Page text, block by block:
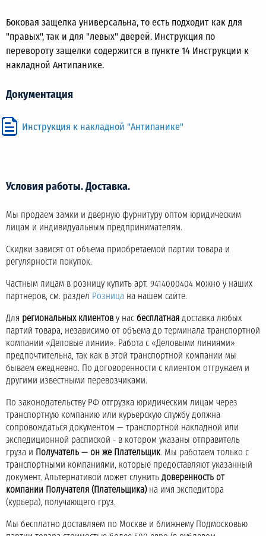
Боковая защелка универсальна, то есть подходит как для
"правых", так и для "левых" дверей. Инструкция по
перевороту защелки содержится в пункте 14 Инструкции к
накладной Антипанике.
Документация
Инструкция к накладной "Антипанике"
Условия работы. Доставка.
Мы продаем замки и дверную фурнитуру оптом юридическим
лицам и индивидуальным предпринимателям.
Скидки зависят от объема приобретаемой партии товара и
регулярности покупок.
Частным лицам в розницу купить арт. 9414000404 можно у наших
партнеров, см. раздел Розница на нашем сайте.
Для региональных клиентову нас бесплатная доставка любых
партий товара, независимо от объема до терминала транспортной
компании «Деловые линии». Работа с «Деловыми линиями»
предпочтительна, так как в этой транспортной компании мы
бываем ежедневно. По договоренности с клиентом отгружаем и
другими известными перевозчиками.
По законодательству РФ отгрузка юридическим лицам через
транспортную компанию или курьерскую службу должна
сопровождаться документом — транспортной накладной или
экспедиционной распиской - в котором указаны отправитель
груза и Получатель — он же Плательщик. Мы работаем только с
транспортными компаниями, которые предоставляют указанный
документ. Альтернативой может служить доверенность от
компании Получателя (Плательщика)на имя экспедитора
(курьера), получающего груз.
Мы бесплатно доставляем по Москве и ближнему Подмосковью